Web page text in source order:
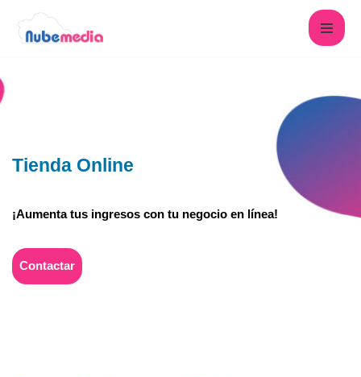
Saltar
Tienda Online
¡Aumenta tus ingresos con tu negocio en línea!
Contactar